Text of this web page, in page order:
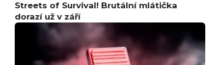
Streets of Survival! Brutální mlátička
dorazí už v září